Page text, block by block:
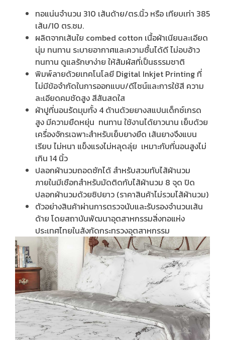
ทอแน่นจำนวน 310 เส้นด้าย/ตร.นิ้ว หรือ เทียบเท่า 385
เส้น/10 ตร.ซม.
ผลิตจากเส้นใย combed cotton เนื้อผ้าเนียนละเอียด
นุ่ม ทนทาน ระบายอากาศและความชื้นได้ดี ไม่อบอ้าว
ทนทาน ดูแลรักษาง่าย ให้สัมผัสที่เป็นธรรมชาติ
พิมพ์ลายด้วยเทคโนโลยี Digital Inkjet Printing ที่
ไม่มีข้อจำกัดในการออกแบบ/ดีไซน์และการใช้สี ความ
ละเอียดคมชัดสูง สีสันสดใส
ผ้าปูที่นอนรัดมุมทั้ง 4 ด้านด้วยยางสแปนเด็กซ์เกรด
สูง มีความยืดหยุ่น ทนทาน ใช้งานได้ยาวนาน เย็บด้วย
เครื่องจักรเฉพาะสำหรับเย็บยางยืด เส้นยางจึงแบน
เรียบ ไม่หนา แข็งแรงไม่หลุดลุ่ย เหมาะกับที่นอนสูงไม่
เกิน 14 นิ้ว
ปลอกผ้านวมถอดซักได้ สำหรับสวมทับไส้ผ้านวม
ภายในมีเชือกสำหรับมัดติดกับไส้ผ้านวม 8 จุด ปิด
ปลอกผ้านวมด้วยซิปยาว (ราคาสินค้าไม่รวมไส้ผ้านวม)
ตัวอย่างสินค้าผ่านการตรวจนับและรับรองจำนวนเส้น
ด้าย โดยสถาบันพัฒนาอุตสาหกรรมสิ่งทอแห่ง
ประเทศไทยในสังกัดกระทรวงอุตสาหกรรม